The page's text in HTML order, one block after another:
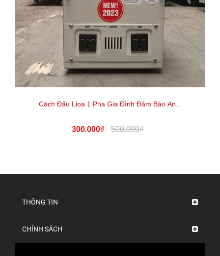
Cách Đấu Lioa 1 Pha Gia Đình Đảm Bảo An...
300.000₫ 500.000₫
THÔNG TIN
CHÍNH SÁCH